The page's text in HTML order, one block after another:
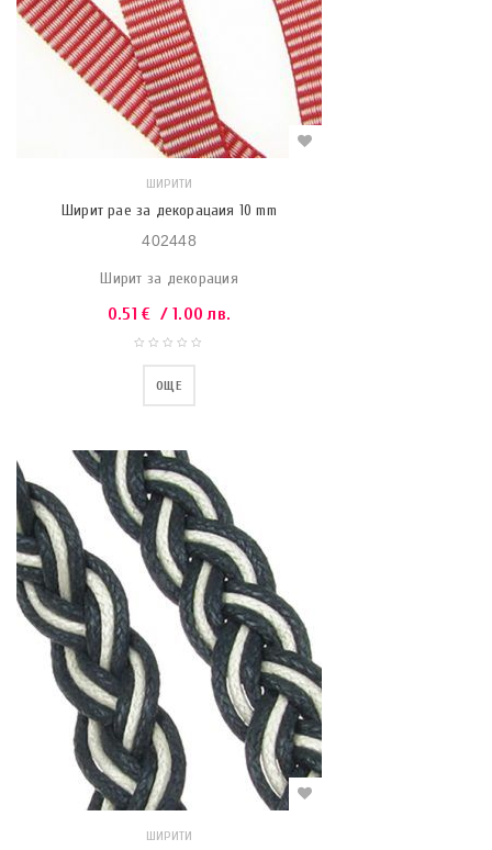
ШИРИТИ
Ширит рае за декорацаия 10 mm
402448
Ширит за декорация
0.51€ / 1.00 лв.
ОЩЕ
ШИРИТИ